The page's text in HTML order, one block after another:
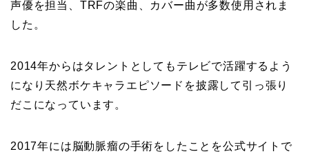
声優を担当、TRFの楽曲、カバー曲が多数使用されま
した。
2014年からはタレントとしてもテレビで活躍するよう
になり天然ボケキャラエピソードを披露して引っ張り
だこになっています。
2017年には脳動脈瘤の手術をしたことを公式サイトで